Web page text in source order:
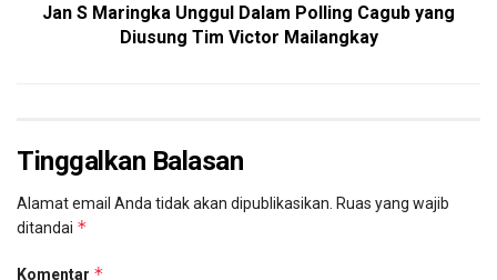
Jan S Maringka Unggul Dalam Polling Cagub yang
Diusung Tim Victor Mailangkay
Tinggalkan Balasan
Alamat email Anda tidak akan dipublikasikan. Ruas yang wajib
ditandai *
Komentar *